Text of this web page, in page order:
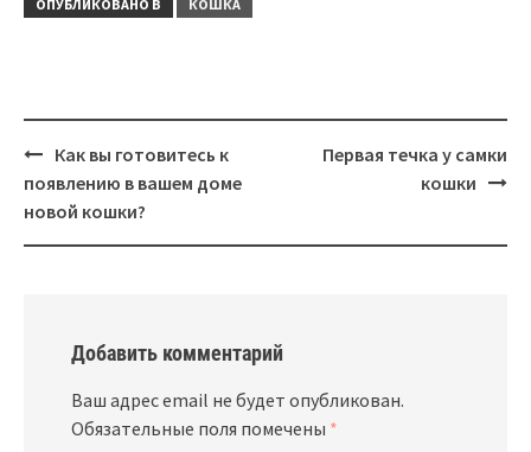
проблемы
ОПУБЛИКОВАНО В КОШКА
Навигация
Как вы готовитесь к
появлению в вашем доме
новой кошки?
Первая течка у самки
кошки
Добавить комментарий
Ваш адрес email не будет опубликован.
Обязательные поля помечены *